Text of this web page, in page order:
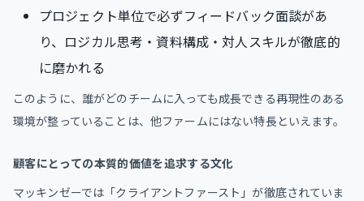
プロジェクト単位で必ずフィードバック面談があ
り、ロジカル思考・資料構成・対人スキルが徹底的
に磨かれる
このように、誰がどのチームに入っても成長できる再現性のある
環境が整っていることは、他ファームにはない特長といえます。
顧客にとっての本質的価値を追求する文化
マッキンゼーでは「クライアントファースト」が徹底されていま